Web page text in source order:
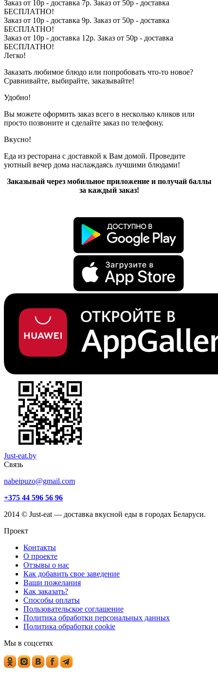
Заказ от 10р - доставка 7р. Заказ от 50р - доставка
БЕСПЛАТНО!
Заказ от 10р - доставка 9р. Заказ от 50р - доставка
БЕСПЛАТНО!
Заказ от 10р - доставка 12р. Заказ от 50р - доставка
БЕСПЛАТНО!
Легко!
Заказать любимое блюдо или попробовать что-то новое?
Сравнивайте, выбирайте, заказывайте!
Удобно!
Вы можете оформить заказ всего в несколько кликов или
просто позвоните и сделайте заказ по телефону.
Вкусно!
Еда из ресторана с доставкой к Вам домой. Проведите
уютный вечер дома наслаждаясь лучшими блюдами!
Заказывай через мобильное приложение и получай баллы
за каждый заказ!
Just-eat.by
Связь
nabeipuzo@gmail.com
+375 44 596 56 96
2014 © Just-eat — доставка вкусной еды в городах Беларуси.
Проект
Контакты
О проекте
Отзывы о нас
Как добавить свое заведение
Ваши пожелания
Как заказать?
Способы оплаты
Пользовательское соглашение
Политика обработки персональных данных
Политика обработки cookie
Мы в соцсетях